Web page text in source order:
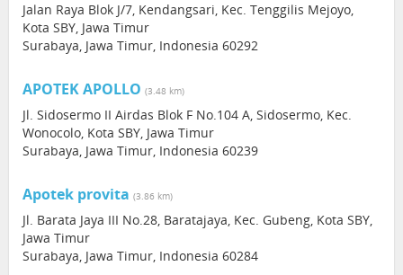
Jalan Raya Blok J/7, Kendangsari, Kec. Tenggilis Mejoyo,
Kota SBY, Jawa Timur
Surabaya, Jawa Timur, Indonesia 60292
APOTEK APOLLO (3.48 km)
Jl. Sidosermo II Airdas Blok F No.104 A, Sidosermo, Kec.
Wonocolo, Kota SBY, Jawa Timur
Surabaya, Jawa Timur, Indonesia 60239
Apotek provita (3.86 km)
Jl. Barata Jaya III No.28, Baratajaya, Kec. Gubeng, Kota SBY,
Jawa Timur
Surabaya, Jawa Timur, Indonesia 60284